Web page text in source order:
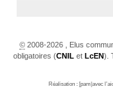
©2008-2026 , Elus
obligatoires (CNIL et LcEN).
Réalisation : [pam|avec